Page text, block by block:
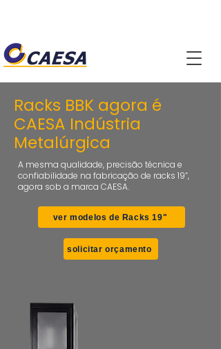
Racks BBK agora é
CAESA Indústria
Metalúrgica
A mesma qualidade, precisão técnica e
confiabilidade na fabricação de racks 19”,
agora sob a marca CAESA.
ver modelos de Racks 19"
solicitar orçamento